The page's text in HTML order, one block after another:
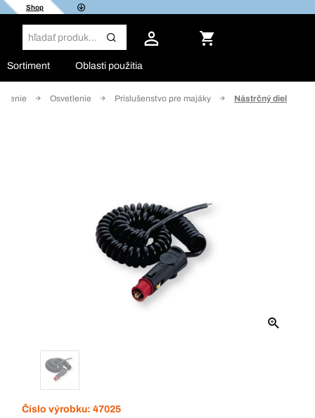
Shop
Sortiment Oblasti použitia
Osvetlenie Príslušenstvo pre majáky Nástrčný diel
Číslo výrobku: 47025